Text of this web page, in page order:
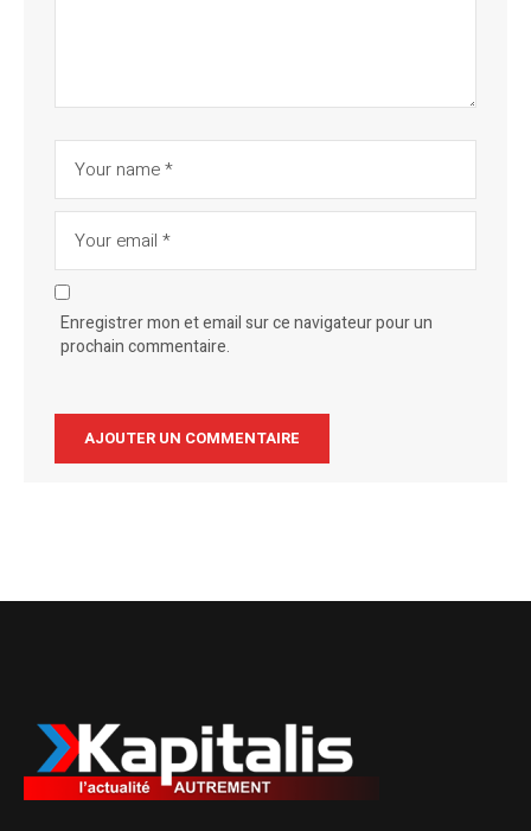
Enregistrer mon et email sur ce navigateur pour un
prochain commentaire.